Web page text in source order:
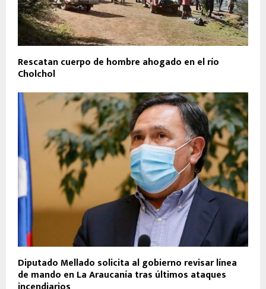
Rescatan cuerpo de hombre ahogado en el río
Cholchol
Diputado Mellado solicita al gobierno revisar línea
de mando en La Araucanía tras últimos ataques